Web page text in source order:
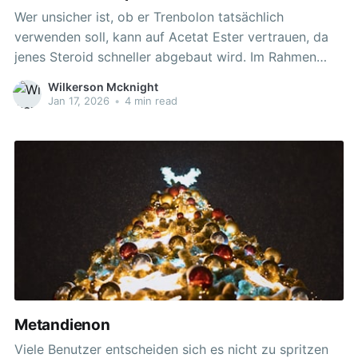
Wer unsicher ist, ob er Trenbolon tatsächlich
verwenden soll, kann auf Acetat Ester vertrauen, da
jenes Steroid schneller abgebaut wird. Im Rahmen
jener Beobachtungen, wo legitimes Trenbolon
verwendet wurde, konnten keine praktischen
nachweisbare Wirkungen auf Wassereinlagerungen
Für gewöhnlich liegt die Dosierung
Wilkerson Mcknight
Jan 17, 2026 • 4 min read
Metandienon
Viele Benutzer entscheiden sich es nicht zu spritzen